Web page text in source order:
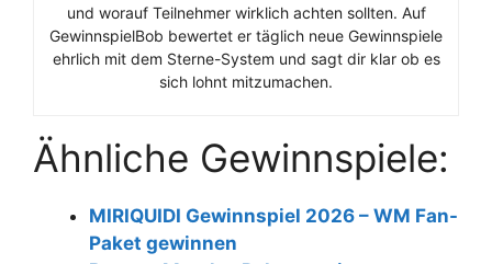
und worauf Teilnehmer wirklich achten sollten. Auf
GewinnspielBob bewertet er täglich neue Gewinnspiele
ehrlich mit dem Sterne-System und sagt dir klar ob es
sich lohnt mitzumachen.
Ähnliche Gewinnspiele:
MIRIQUIDI Gewinnspiel 2026 – WM Fan-
Paket gewinnen